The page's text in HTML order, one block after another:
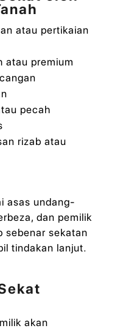
atau pertikaian
atau premium
pecah
rizab atau
asas undang-
dan pemilik
sebenar sekatan
tindakan lanjut.
akan